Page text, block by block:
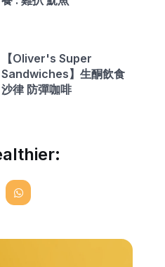
【Oliver's Super
Sandwiches】生酮飲食
沙律 防彈咖啡